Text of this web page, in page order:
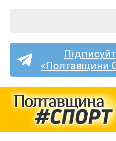
«Полтавщини